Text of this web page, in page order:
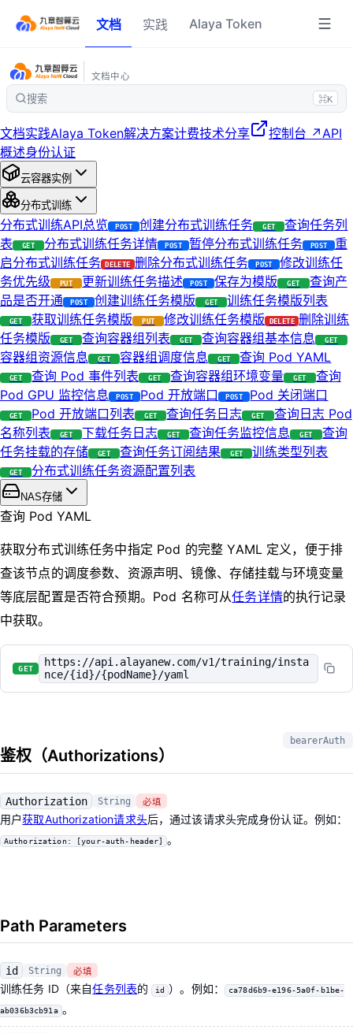
文档 实践 Alaya Token
文档中心
搜索 ⌘K
文档实践Alaya Token解决方案计费技术分享 控制台 ↗ API
概述身份认证
云容器实例
分布式训练
分布式训练API总览 POST 创建分布式训练任务 GET
查询任务列
表
GET 分布式训练任务详情 POST 暂停分布式训练任务 POST
重
启分布式训练任务
DELETE 删除分布式训练任务 POST
修改训练任
务优先级
PUT 更新训练任务描述 POST 保存为模版 GET
查询产
品是否开通
POST 创建训练任务模版 GET 训练任务模版列表
GET 获取训练任务模版 PUT 修改训练任务模版 DELETE 删除训练
任务模版
GET 查询容器组列表 GET 查询容器组基本信息 GET
容器组资源信息 GET 容器组调度信息 GET 查询 Pod YAML
GET 查询 Pod 事件列表 GET 查询容器组环境变量 GET
查询
Pod GPU 监控信息
POST Pod 开放端口 POST Pod 关闭端口
GET Pod 开放端口列表 GET 查询任务日志 GET
查询日志 Pod
名称列表
GET 下载任务日志 GET 查询任务监控信息 GET
查询
任务挂载的存储
GET 查询任务订阅结果 GET 训练类型列表
GET 分布式训练任务资源配置列表
NAS存储
查询 Pod YAML
获取分布式训练任务中指定 Pod 的完整 YAML 定义，便于排
查该节点的调度参数、资源声明、镜像、存储挂载与环境变量
等底层配置是否符合预期。Pod 名称可从任务详情的执行记录
中获取。
GET
https://api.alayanew.com/v1/training/insta
nce/{id}/{podName}/yaml
鉴权（Authorizations）
bearerAuth
Authorization String 必填
用户获取Authorization请求头后，通过该请求头完成身份认证。例如：
Authorization: [your-auth-header] 。
Path Parameters
id String 必填
训练任务 ID（来自任务列表的 id ）。例如： ca78d6b9-e196-5a0f-b1be-
ab036b3cb91a 。